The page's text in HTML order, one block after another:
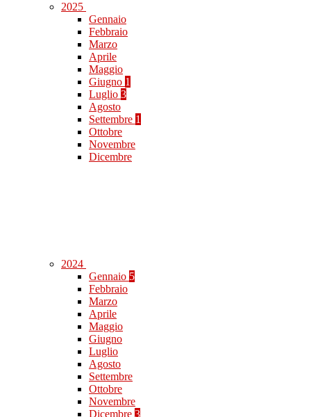
2025
Gennaio
Febbraio
Marzo
Aprile
Maggio
Giugno 1
Luglio 3
Agosto
Settembre 1
Ottobre
Novembre
Dicembre
2024
Gennaio 5
Febbraio
Marzo
Aprile
Maggio
Giugno
Luglio
Agosto
Settembre
Ottobre
Novembre
Dicembre 3